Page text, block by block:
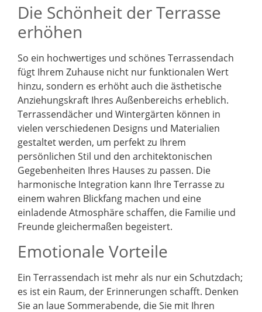
Die Schönheit der Terrasse
erhöhen
So ein hochwertiges und schönes Terrassendach
fügt Ihrem Zuhause nicht nur funktionalen Wert
hinzu, sondern es erhöht auch die ästhetische
Anziehungskraft Ihres Außenbereichs erheblich.
Terrassendächer und Wintergärten können in
vielen verschiedenen Designs und Materialien
gestaltet werden, um perfekt zu Ihrem
persönlichen Stil und den architektonischen
Gegebenheiten Ihres Hauses zu passen. Die
harmonische Integration kann Ihre Terrasse zu
einem wahren Blickfang machen und eine
einladende Atmosphäre schaffen, die Familie und
Freunde gleichermaßen begeistert.
Emotionale Vorteile
Ein Terrassendach ist mehr als nur ein Schutzdach;
es ist ein Raum, der Erinnerungen schafft. Denken
Sie an laue Sommerabende, die Sie mit Ihren